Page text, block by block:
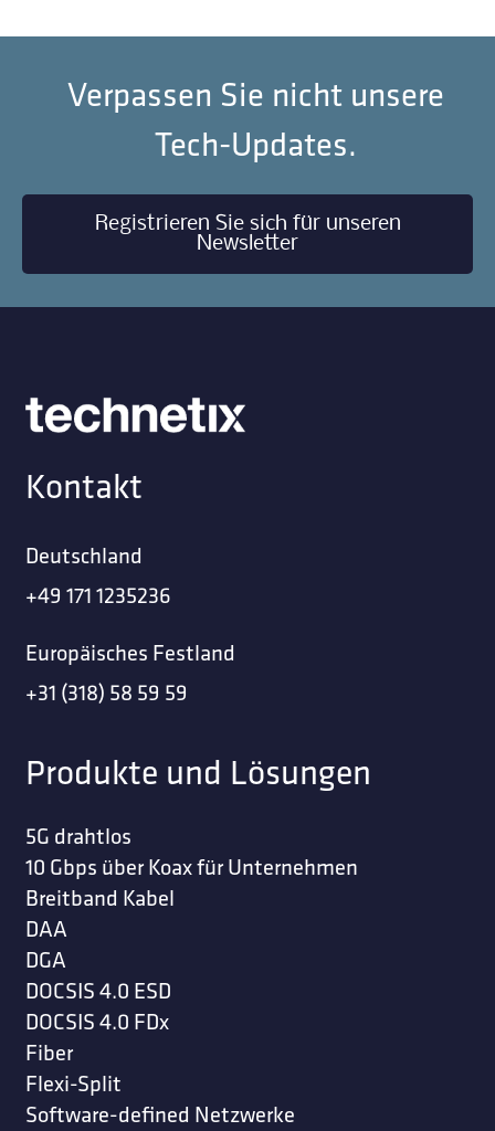
Verpassen Sie nicht unsere
Tech-Updates.
Registrieren Sie sich für unseren
Newsletter
Kontakt
Deutschland
+49 171 1235236
Europäisches Festland
+31 (318) 58 59 59
Produkte und Lösungen
5G drahtlos
10 Gbps über Koax für Unternehmen
Breitband Kabel
DAA
DGA
DOCSIS 4.0 ESD
DOCSIS 4.0 FDx
Fiber
Flexi-Split
Software-defined Netzwerke